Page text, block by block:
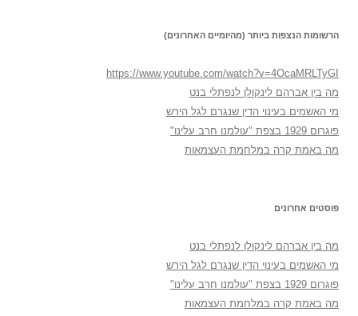
הרשומות הנצפות ביותר (מהיומיים האחרונים)
https://www.youtube.com/watch?v=4OcaMRLTyGI
מה בין אברהם לינקולן לנפתלי בנט
מי האשמים בעינוי הדין שנגרם לגל הירש
פוגרום 1929 בצפת "עולמנו חרב עלינו"
מה באמת קרה במלחמת העצמאות
פוסטים אחרונים
מה בין אברהם לינקולן לנפתלי בנט
מי האשמים בעינוי הדין שנגרם לגל הירש
פוגרום 1929 בצפת "עולמנו חרב עלינו"
מה באמת קרה במלחמת העצמאות